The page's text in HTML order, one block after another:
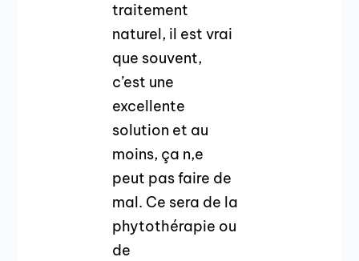
traitement
naturel, il est vrai
que souvent,
c’est une
excellente
solution et au
moins, ça n,e
peut pas faire de
mal. Ce sera de la
phytothérapie ou
de